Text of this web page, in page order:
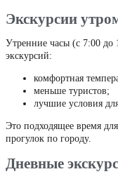
Экскурсии
Утренние часы (с 7:00 до
экскурсий:
комфортная
меньше туристов;
лучшие условия
Это подходящее время
прогулок по городу.
Дневные